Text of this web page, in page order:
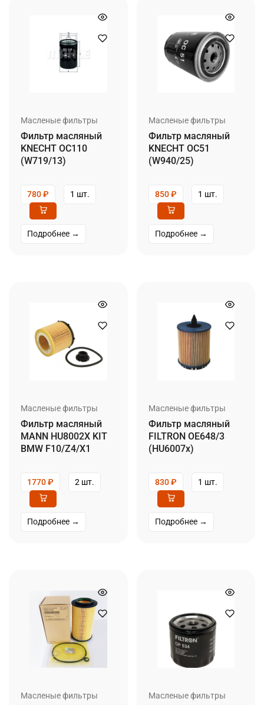
Масленые фильтры
Фильтр масляный
KNECHT OC110
(W719/13)
780₽ 1 шт.
Подробнее →
Масленые фильтры
Фильтр масляный
KNECHT OC51
(W940/25)
850₽ 1 шт.
Подробнее →
Масленые фильтры
Фильтр масляный
MANN HU8002X KIT
BMW F10/Z4/X1
1770₽ 2 шт.
Подробнее →
Масленые фильтры
Фильтр масляный
FILTRON OE648/3
(HU6007x)
830₽ 1 шт.
Подробнее →
Масленые фильтры Масленые фильтры